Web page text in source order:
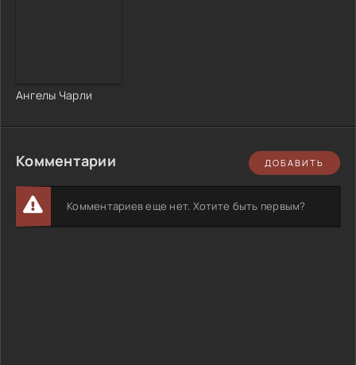
Ангелы Чарли
Комментарии ДОБАВИТЬ
Комментариев еще нет. Хотите быть первым?